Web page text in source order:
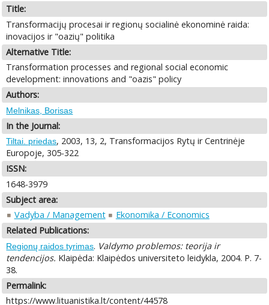
Title:
Transformacijų procesai ir regionų socialinė ekonominė raida:
inovacijos ir "oazių" politika
Alternative Title:
Transformation processes and regional social economic
development: innovations and "oazis" policy
Authors:
Melnikas, Borisas
In the Journal:
Tiltai. priedas, 2003, 13, 2, Transformacijos Rytų ir Centrinėje
Europoje, 305-322
ISSN:
1648-3979
Subject area:
Vadyba / Management
Ekonomika / Economics
Related Publications:
Regionų raidos tyrimas. Valdymo problemos: teorija ir
tendencijos. Klaipėda: Klaipėdos universiteto leidykla, 2004. P. 7-
38.
Permalink:
https://www.lituanistika.lt/content/44578